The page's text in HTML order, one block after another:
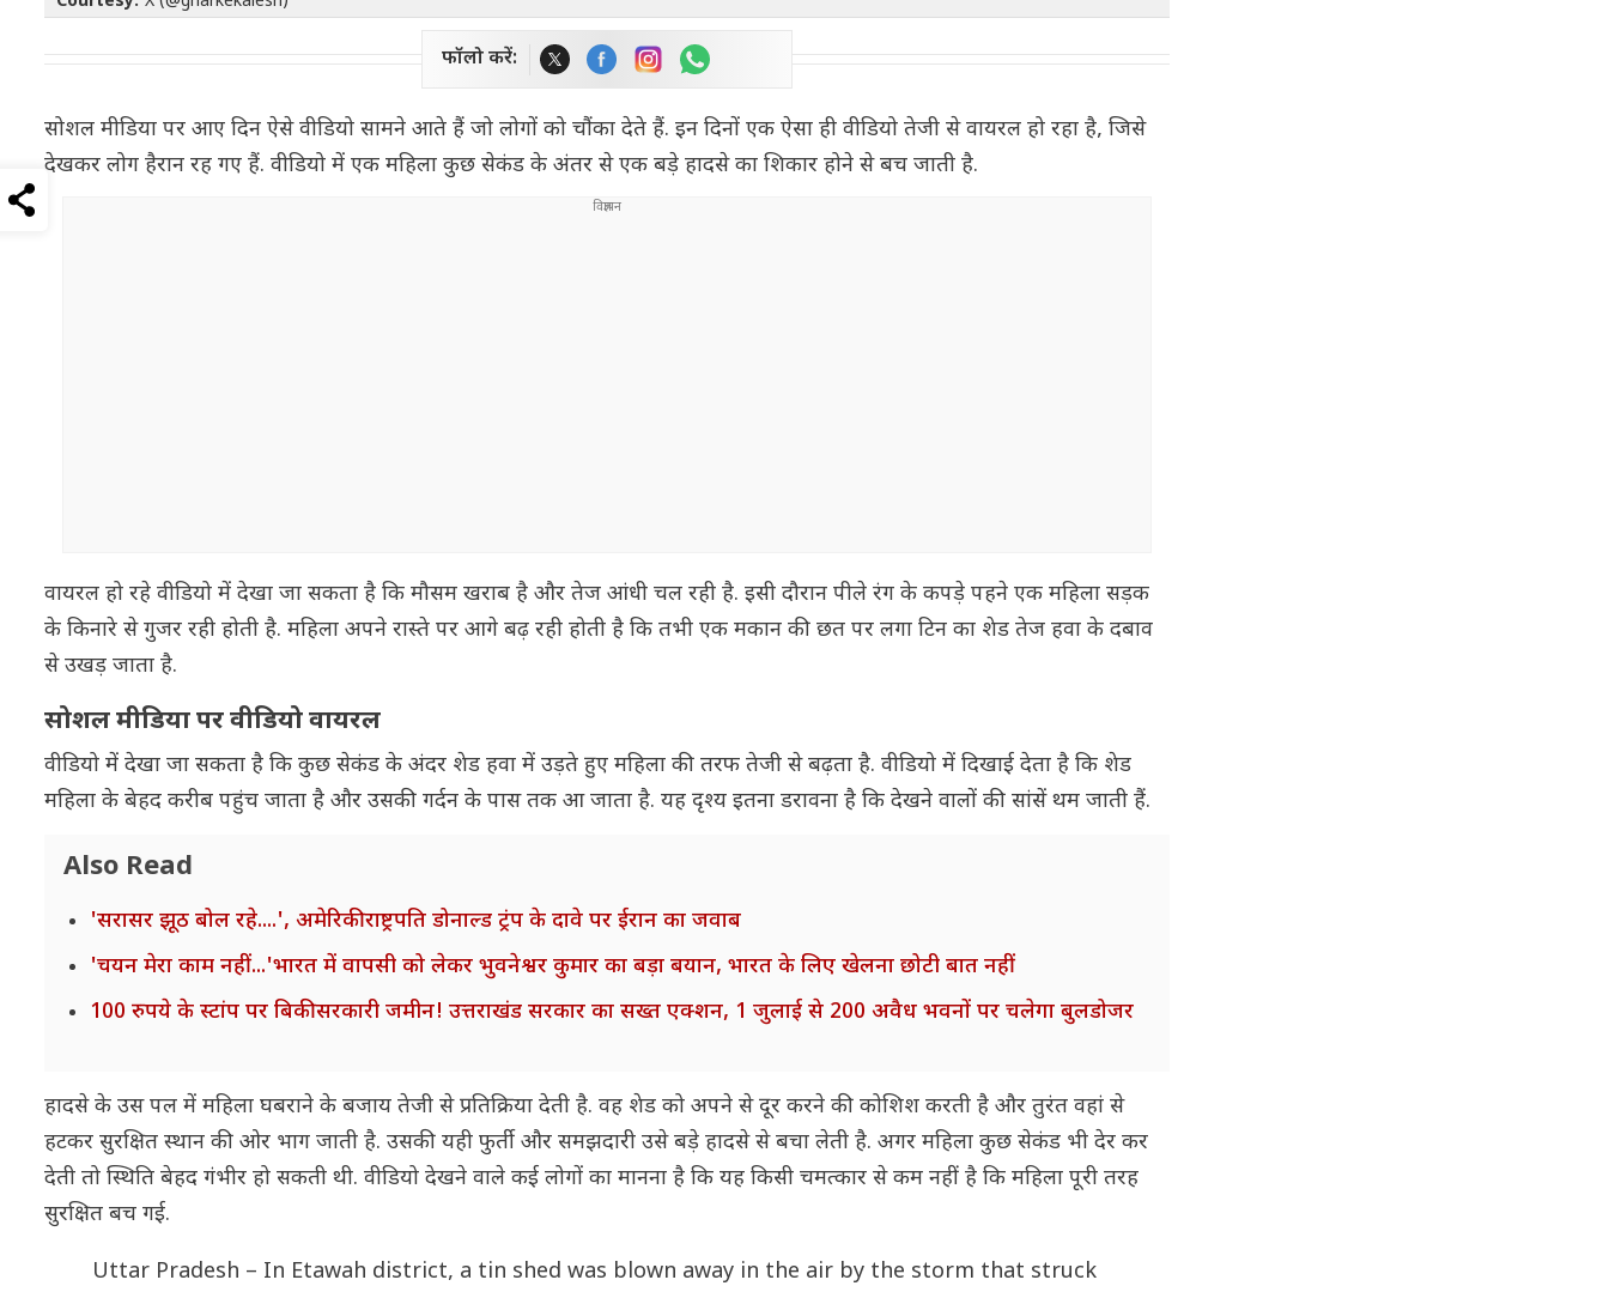
फॉलो करें:
सोशल मीडिया पर आए दिन ऐसे वीडियो सामने आते हैं जो लोगों को चौंका देते हैं. इन दिनों एक ऐसा ही वीडियो तेजी से वायरल हो रहा है, जिसे
देखकर लोग हैरान रह गए हैं. वीडियो में एक महिला कुछ सेकंड के अंतर से एक बड़े हादसे का शिकार होने से बच जाती है.
वायरल हो रहे वीडियो में देखा जा सकता है कि मौसम खराब है और तेज आंधी चल रही है. इसी दौरान पीले रंग के कपड़े पहने एक महिला सड़क
के किनारे से गुजर रही होती है. महिला अपने रास्ते पर आगे बढ़ रही होती है कि तभी एक मकान की छत पर लगा टिन का शेड तेज हवा के दबाव
से उखड़ जाता है.
सोशल मीडिया पर वीडियो वायरल
वीडियो में देखा जा सकता है कि कुछ सेकंड के अंदर शेड हवा में उड़ते हुए महिला की तरफ तेजी से बढ़ता है. वीडियो में दिखाई देता है कि शेड
महिला के बेहद करीब पहुंच जाता है और उसकी गर्दन के पास तक आ जाता है. यह दृश्य इतना डरावना है कि देखने वालों की सांसें थम जाती हैं.
Also Read
'सरासर झूठ बोल रहे....', अमेरिकी राष्ट्रपति डोनाल्ड ट्रंप के दावे पर ईरान का जवाब
'चयन मेरा काम नहीं...'भारत में वापसी को लेकर भुवनेश्वर कुमार का बड़ा बयान, भारत के लिए खेलना छोटी बात नहीं
100 रुपये के स्टांप पर बिकी सरकारी जमीन! उत्तराखंड सरकार का सख्त एक्शन, 1 जुलाई से 200 अवैध भवनों पर चलेगा बुलडोजर
हादसे के उस पल में महिला घबराने के बजाय तेजी से प्रतिक्रिया देती है. वह शेड को अपने से दूर करने की कोशिश करती है और तुरंत वहां से
हटकर सुरक्षित स्थान की ओर भाग जाती है. उसकी यही फुर्ती और समझदारी उसे बड़े हादसे से बचा लेती है. अगर महिला कुछ सेकंड भी देर कर
देती तो स्थिति बेहद गंभीर हो सकती थी. वीडियो देखने वाले कई लोगों का मानना है कि यह किसी चमत्कार से कम नहीं है कि महिला पूरी तरह
सुरक्षित बच गई.
Uttar Pradesh – In Etawah district, a tin shed was blown away in the air by the storm that struck